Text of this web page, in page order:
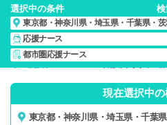
選択中の条件
応援ナース
都市圏応援ナース
東京都・神奈川県・埼玉県・千
県/応援ナース…の 看護師求人・
現在選択中